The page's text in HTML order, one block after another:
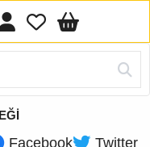
Facebook Twitter